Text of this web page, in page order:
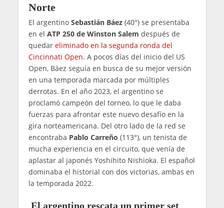
Norte
El argentino Sebastián Báez(40°) se presentaba
en el ATP 250 de Winston Salem después de
quedar eliminado en la segunda ronda del
Cincinnati Open. A pocos días del inicio del US
Open, Báez seguía en busca de su mejor versión
en una temporada marcada por múltiples
derrotas. En el año 2023, el argentino se
proclamó campeón del torneo, lo que le daba
fuerzas para afrontar este nuevo desafío en la
gira norteamericana. Del otro lado de la red se
encontraba Pablo Carreño (113°), un tenista de
mucha experiencia en el circuito, que venía de
aplastar al japonés Yoshihito Nishioka. El español
dominaba el historial con dos victorias, ambas en
la temporada 2022.
El argentino rescata un primer set